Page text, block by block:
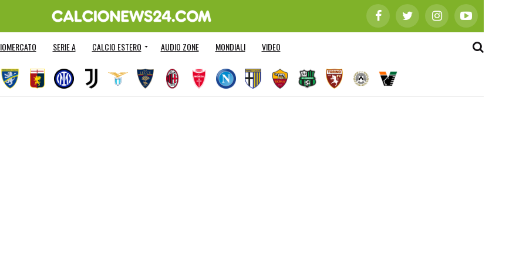
SERIE A CALCIO ESTERO AUDIO ZONE MONDIALI VIDEO